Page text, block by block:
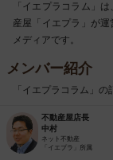
「イエプラコラム」
産屋「イエプラ」が
メディアです。
メンバー紹介
「イエプラコラム」
不動産屋店長
中村
ネット不動産
「イエプラ」所属